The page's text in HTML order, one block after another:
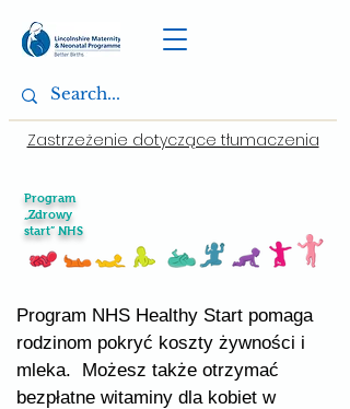
Zastrzeżenie dotyczące tłumaczenia
Program
„Zdrowy
start” NHS
Program NHS Healthy Start pomaga
rodzinom pokryć koszty żywności i
mleka. Możesz także otrzymać
bezpłatne witaminy dla kobiet w